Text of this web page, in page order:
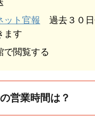
ット官報 過去３０
ます
で閲覧する
営業時間は？